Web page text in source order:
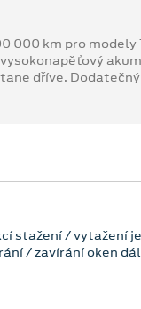
000 km pro
vysokonapěťový
dříve.
stažení / vytažení
/ zavírání oken